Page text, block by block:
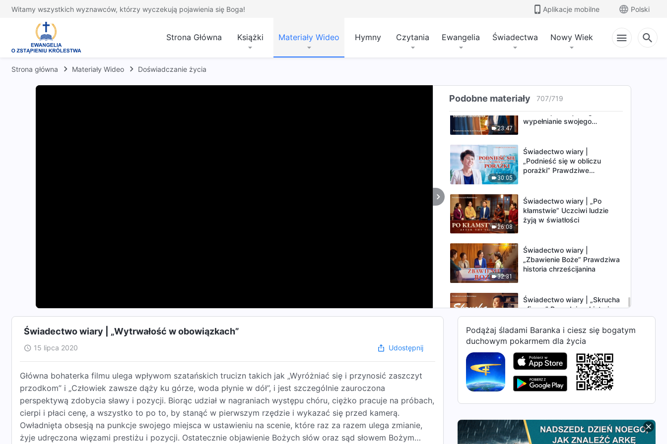
Witamy wszystkich wyznawców, którzy wyczekują pojawienia się Boga! Aplikacje mobilne Polski
Strona Główna Książki Materiały Wideo Hymny Czytania Ewangelia Świadectwa Nowy Wiek
Strona główna Materiały Wideo Doświadczanie życia
Podobne materiały 707/719
Świadectwo wiary |
„Wytrwałość w obowiązkach”
23:47
Film świadectwa
chrześcijanina | „Nagroda za
wypełnianie swojego
30:05
Świadectwo wiary |
„Podnieść się w obliczu
porażki” Prawdziwe
26:08
Świadectwo wiary | „Po
kłamstwie” Uczciwi ludzie
żyją w światłości
32:31
Świadectwo wiary |
„Zbawienie Boże” Prawdziwa
historia chrześcijanina
29:01
Świadectwo wiary | „Skrucha
oficera” Prawdziwa historia
chrześcijanina
30:02
Świadectwo wiary |
„Urzeczywistnienie odrobiny
podobieństwa do istoty
ludzkiej jest z pewnością
wspaniałe”
27:16
Świadectwo wiary | „Wytrwałość w obowiązkach”
15 lipca 2020 Udostępnij
Główna bohaterka filmu ulega wpływom szatańskich trucizn takich jak „Wyróżniać się i przynosić zaszczyt
przodkom” i „Człowiek zawsze dąży ku górze, woda płynie w dół”, i jest szczególnie zauroczona
perspektywą zdobycia sławy i pozycji. Biorąc udział w nagraniach występu chóru, ciężko pracuje na próbach,
cierpi i płaci cenę, a wszystko to po to, by stanąć w pierwszym rzędzie i wykazać się przed kamerą.
Owładnięta obsesją na punkcje swojego miejsca w ustawieniu na scenie, które raz za razem ulega zmianie,
żyje udręczona więzami prestiżu i pozycji. Ostatecznie objawienie Bożych słów oraz sąd słowem Bożym
Podążaj śladami Baranka i ciesz się bogatym
duchowym pokarmem dla życia